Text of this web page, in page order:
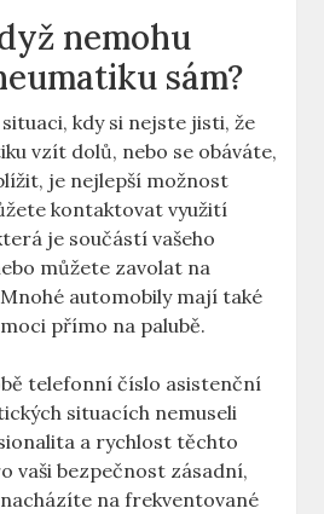
nemohu
⁤sám?
⁢kdy si nejste​ jisti, že
vzít dolů,‌ nebo se obáváte,
je nejlepší možnost
kontaktovat využití
je‌ součástí ⁤vašeho‍
můžete zavolat ⁤na
automobily mají​ také
přímo na ⁢palubě.
telefonní číslo asistenční​
situacích nemuseli
a rychlost těchto
vaši bezpečnost ⁢zásadní,
na frekventované